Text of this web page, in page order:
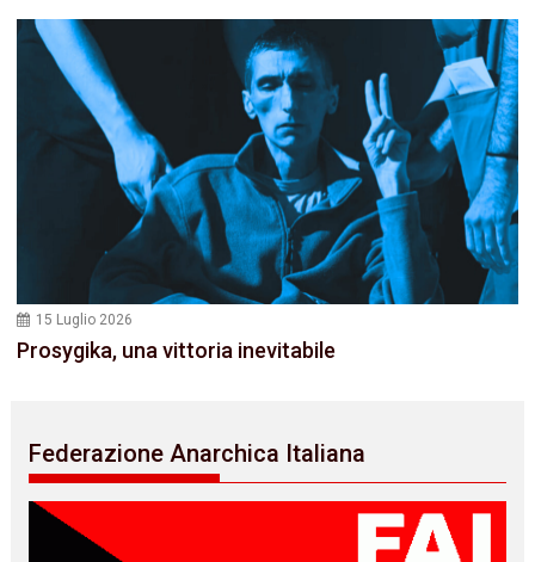
15 Luglio 2026
Prosygika, una vittoria inevitabile
Federazione Anarchica Italiana